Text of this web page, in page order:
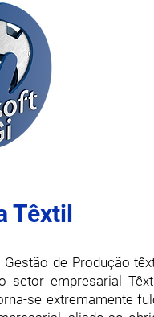
Têxtil
Gestão de Produção
setor empresarial
se extremamente